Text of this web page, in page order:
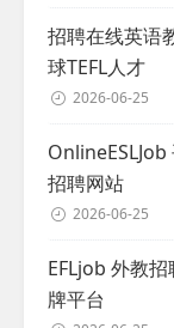
招聘在线英语
球TEFL人才
2026-06-25
招聘网站
2026-06-25
EFLjob 外教
牌平台